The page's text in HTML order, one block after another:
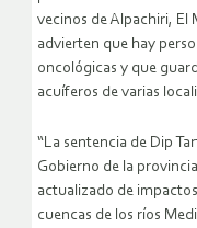
vecinos de Alpachiri, El
advierten que hay
oncológicas y que
acuíferos de varias
“La sentencia de Dip
Gobierno de la
actualizado de
cuencas de los ríos